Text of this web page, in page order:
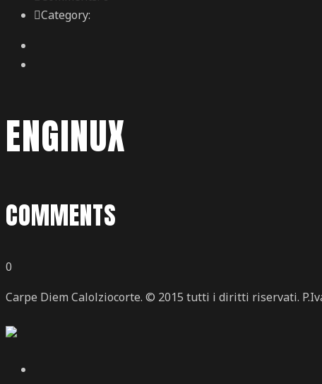
Category:
ENGINUX
COMMENTS
0
Carpe Diem Calolziocorte. © 2015 tutti i diritti riservati.